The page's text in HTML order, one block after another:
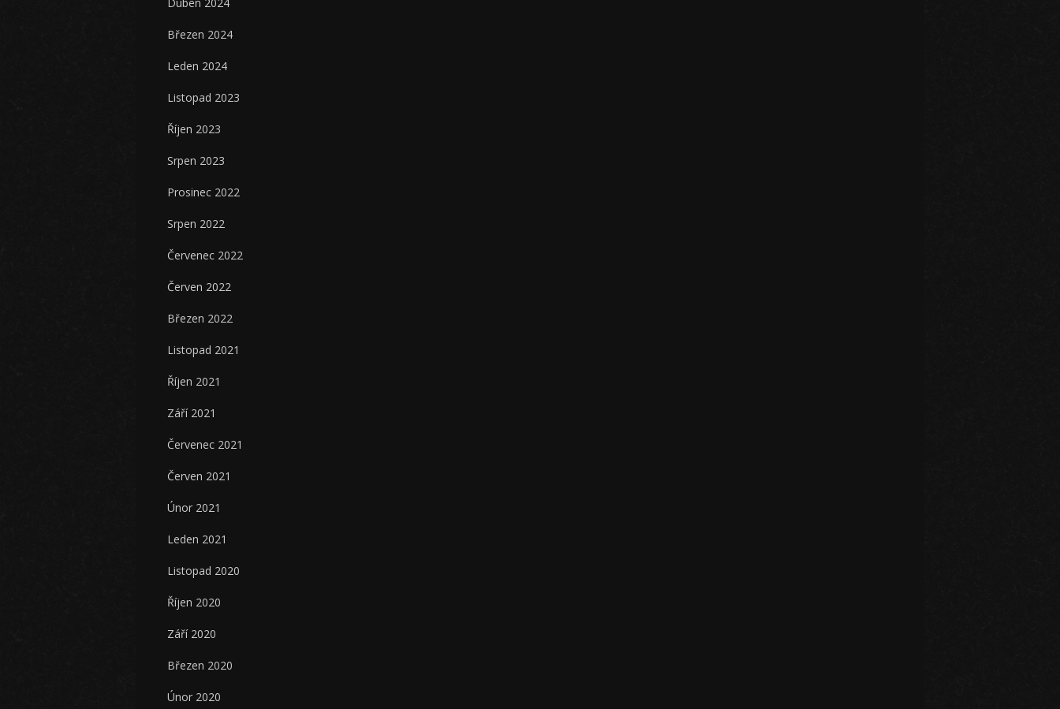
Březen 2024
Leden 2024
Listopad 2023
Říjen 2023
Srpen 2023
Prosinec 2022
Srpen 2022
Červenec 2022
Červen 2022
Březen 2022
Listopad 2021
Říjen 2021
Září 2021
Červenec 2021
Červen 2021
Únor 2021
Leden 2021
Listopad 2020
Říjen 2020
Září 2020
Březen 2020
Únor 2020